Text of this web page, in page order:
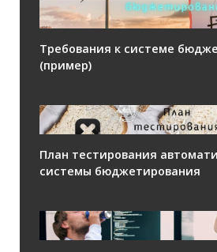
Требования к системе
(пример)
План тестирования
системы бюджетирования